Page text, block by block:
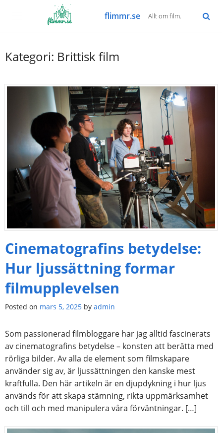
flimmr.se Allt om film.
Kategori: Brittisk film
Cinematografins betydelse:
Hur ljussättning formar
filmupplevelsen
Posted on mars 5, 2025 by admin
Som passionerad filmbloggare har jag alltid fascinerats
av cinematografins betydelse – konsten att berätta med
rörliga bilder. Av alla de element som filmskapare
använder sig av, är ljussättningen den kanske mest
kraftfulla. Den här artikeln är en djupdykning i hur ljus
används för att skapa stämning, rikta uppmärksamhet
och till och med manipulera våra förväntningar. […]